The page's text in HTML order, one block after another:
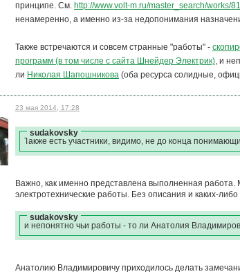
принципе. См. http://www.volt-m.ru/master_search/works/
ненамеренно, а именно из-за недопонимания
Также встречаются и совсем странные "работы" -
программ (в том числе с сайта Шнейдер Электрик), и
ли Николая Шапошникова (оба ресурса солидные,
23 мая 2014, 17:28
sudakovsky
Также есть участники, видимо, не до конца
Важно, как именно представлена выполненная
электротехнические работы. Без описания и каких-
sudakovsky
и непонятно чьи работы - то ли Анатолия
Анатолию Владимировичу приходилось делать